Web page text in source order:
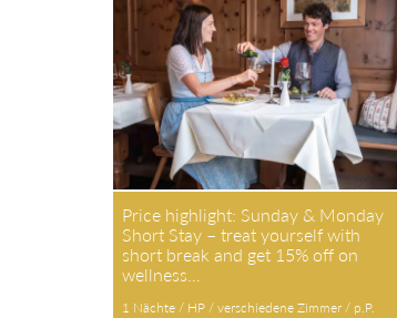
Price highlight: Sunday & Monday
Short Stay – treat yourself with
short break and get 15% off on
wellness…
1 Nächte / HP / verschiedene Zimmer / p.P.